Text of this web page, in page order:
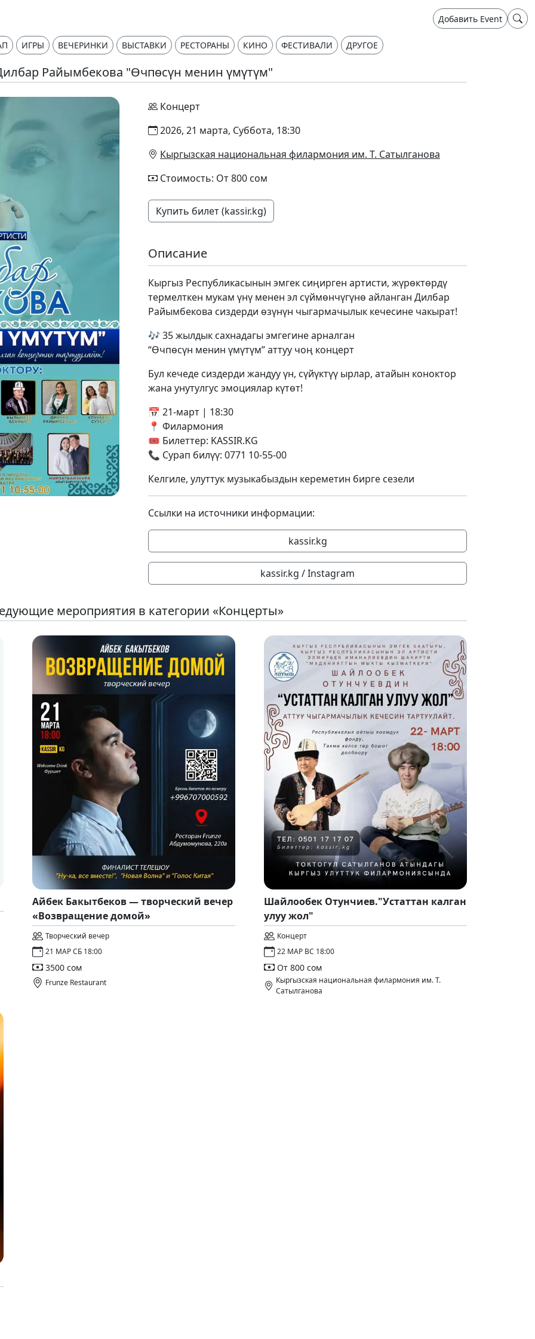
Добавить Event
ИГРЫ ВЕЧЕРИНКИ ВЫСТАВКИ РЕСТОРАНЫ КИНО ФЕСТИВАЛИ ДРУГОЕ
Райымбекова "Өчпөсүн менин үмүтүм"
Концерт
2026, 21 марта, Суббота, 18:30
Кыргызская национальная филармония им. Т. Сатылганова
Стоимость: От 800 сом
Купить билет (kassir.kg)
Описание
Кыргыз Республикасынын эмгек сиңирген артисти, жүрөктөрдү
термелткен мукам үнү менен эл сүймөнчүгүнө айланган Дилбар
Райымбекова сиздерди өзүнүн чыгармачылык кечесине чакырат!
🎶 35 жылдык сахнадагы эмгегине арналган
“Өчпөсүн менин үмүтүм” аттуу чоң концерт
Бул кечеде сиздерди жандуу үн, сүйүктүү ырлар, атайын коноктор
жана унутулгус эмоциялар күтөт!
📅 21-март | 18:30
📍 Филармония
🎟 Билеттер: KASSIR.KG
📞 Сурап билүү: 0771 10-55-00
Келгиле, улуттук музыкабыздын кереметин бирге сезели
Ссылки на источники информации:
kassir.kg
kassir.kg / Instagram
мероприятия в категории «Концерты»
Айбек Бакытбеков — творческий вечер
«Возвращение домой»
Творческий вечер
21 МАР СБ 18:00
3500 сом
Frunze Restaurant
Шайлообек Отунчиев."Устаттан калган
улуу жол"
Концерт
22 МАР ВС 18:00
От 800 сом
Кыргызская национальная филармония им. Т.
Сатылганова